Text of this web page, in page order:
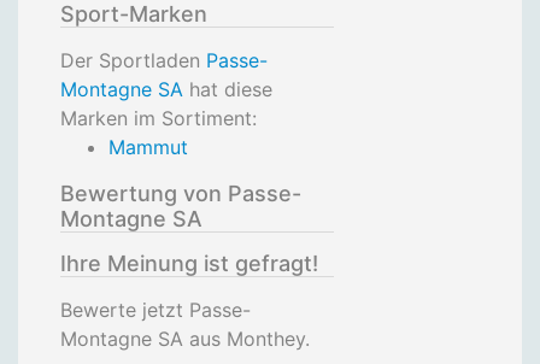
Sport-Marken
Der Sportladen Passe-
Montagne SA hat diese
Marken im Sortiment:
Mammut
Bewertung von Passe-
Montagne SA
Ihre Meinung ist gefragt!
Bewerte jetzt Passe-
Montagne SA aus Monthey.